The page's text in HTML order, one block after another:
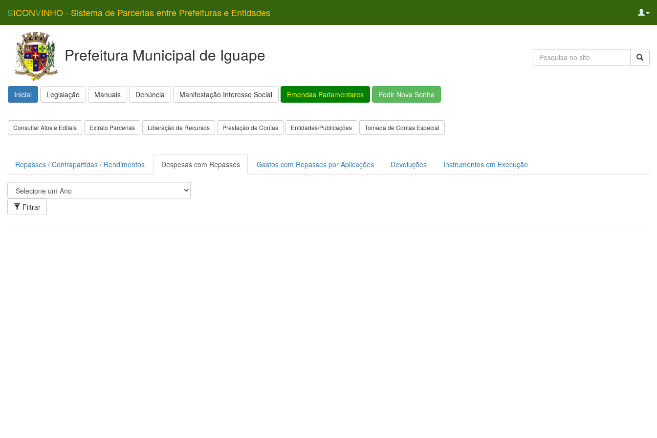
SICONVINHO - Sistema de Parcerias entre Prefeituras e Entidades
Prefeitura Municipal de Iguape
Inicial Legislação Manuais Denúncia Manifestação Interesse Social Emendas Parlamentares Pedir Nova Senha
Consultar Atos e Editais Extrato Parcerias Liberação de Recursos Prestação de Contas Entidades/Publicações Tomada de Contas Especial
Repasses / Contrapartidas / Rendimentos Despesas com Repasses Gastos com Repasses por Aplicações Devoluções Instrumentos em Execução
Filtrar